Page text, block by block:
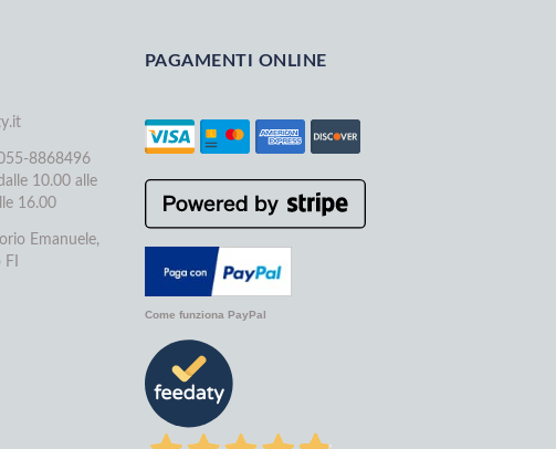
8868496
10.00 alle
16.00
Emanuele,
PAGAMENTI ONLINE
Come funziona PayPal